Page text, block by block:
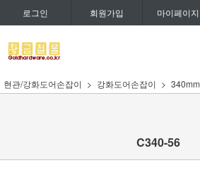
로그인 회원가입 마이페이지
현관/강화도어손잡이 강화도어손잡이 340mm
C340-56